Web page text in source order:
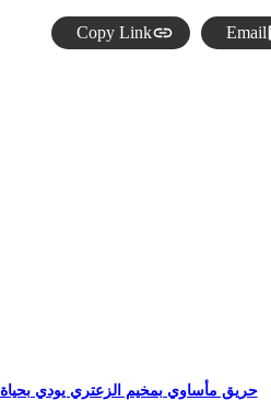
Email
Copy Link
حريق مأساوي بمخيم الزعتري يودي بحياة